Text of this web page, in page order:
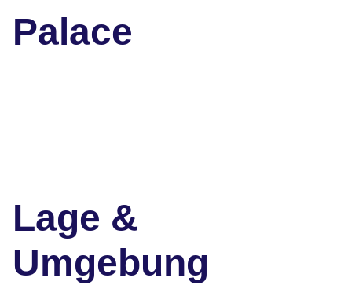
Palace
Lage &
Umgebung